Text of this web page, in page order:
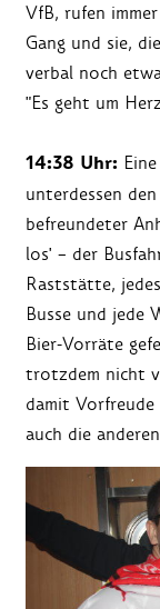
VfB, rufen
Gang und sie,
verbal noch
"Es geht um
14:38 Uhr:
unterdessen
befreundeter
los' – der
Raststätte,
Busse und jede
Bier-Vorräte
trotzdem nicht
damit Vorfreude
auch die